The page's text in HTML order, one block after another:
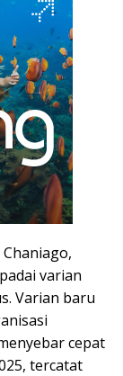
varian
Varian baru
cepat
tercatat